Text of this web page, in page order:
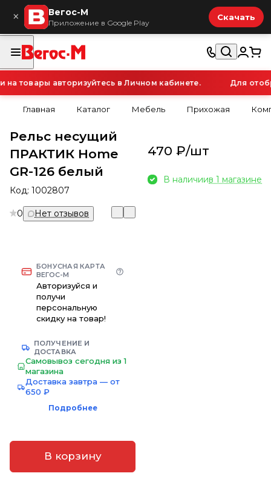
× Вегос-М
Приложение в Google Play
Скачать
товары авторизуйтесь в Личном кабинете. Для
Главная Каталог Мебель Прихожая
Рельс несущий
ПРАКТИК Home
GR-126 белый
Код: 1002807
0 Нет отзывов
БОНУСНАЯ КАРТА
ВЕГОС-М
Авторизуйся и
получи
персональную
скидку на товар!
ПОЛУЧЕНИЕ И
ДОСТАВКА
Самовывоз сегодня из 1
магазина
Доставка завтра — от
650 ₽
Подробнее
В корзину
470 ₽/шт
В наличиив 1 магазине